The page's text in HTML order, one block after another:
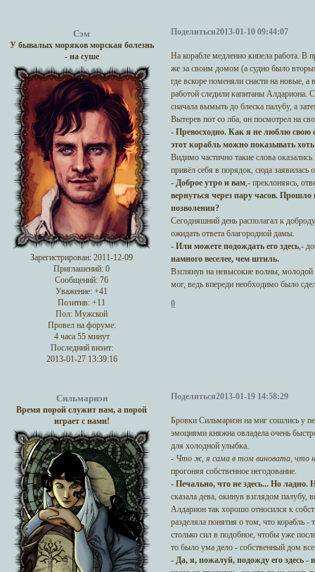
Поделиться2013-01-10 09:44:07
Сэм
У бывалых моряков морская болезнь
- на суше
Зарегистрирован: 2011-12-09
Приглашений: 0
Сообщений: 76
Уважение: +41
Позитив: +11
Пол: Мужской
Провел на форуме:
4 часа 55 минут
Последний визит:
2013-01-27 13:39:16
На корабле медленно кипела работа. В
же за своим домом (а судно было
где вскоре поменяли снасти на новые,
работой следили капитаны Алдариона.
сначала вымыть до блеска палубу, а
Вытерев пот со лба, он посмотрел на
- Превосходно. Как я не люблю свою
этот корабль можно показывать
Видимо частично такие слова
привёл себя в порядок, сюда
- Доброе утро и вам,- преклоняясь,
вернуться через пару часов.
позволения?
Сегодняшний день располагал к
ожидать ответа благородной дамы.
- Или можете подождать его здесь,-
намного веселее, чем штиль.
Взглянув на невысокие волны, молодой
мог, ведь впереди необходимо было
0
Поделиться2013-01-19 14:58:29
Сильмариэн
Время порой служит нам, а порой
играет с нами!
Бровки Сильмариэн на миг сошлись у
эмоциями княжна овладела очень
для холодной улыбка.
- Что ж, я сама в том виновата, что
прогоняя собственное негодование.
- Печально, что не здесь... Но ладно.
сказала дева, окинув взглядом
Алдарион так хорошо относился к
разделяла понятия о том, что корабль
столько сил в подобное, чтобы уже
то было ума дело - собственный дом
- Да, я, пожалуй, подожду его здесь -